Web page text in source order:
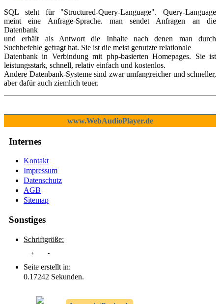
SQL steht für "Structured-Query-Language". Query-Language
meint eine Anfrage-Sprache. man sendet Anfragen an die
Datenbank
und erhält als Antwort die Inhalte nach denen man durch
Suchbefehle gefragt hat. Sie ist die meist genutzte relationale
Datenbank in Verbindung mit php-basierten Homepages. Sie ist
leistungsstark, schnell, relativ einfach und kostenlos.
Andere Datenbank-Systeme sind zwar umfangreicher und schneller,
aber dafür auch ziemlich teuer.
www.WebAudioPlayer.de
Internes
Kontakt
Impressum
Datenschutz
AGB
Sitemap
Sonstiges
Schriftgröße:
+ -
Seite erstellt in:
0.17242 Sekunden.